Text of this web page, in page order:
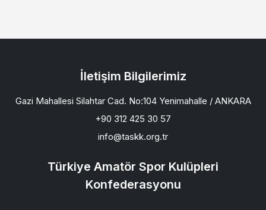
İletişim Bilgilerimiz
Gazi Mahallesi Silahtar Cad. No:104 Yenimahalle / ANKARA
+90 312 425 30 57
info@taskk.org.tr
Türkiye Amatör Spor Kulüpleri
Konfederasyonu